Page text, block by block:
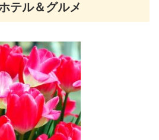
テル＆グルメ